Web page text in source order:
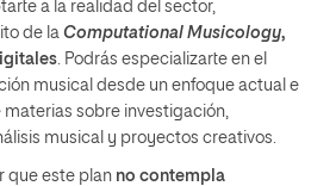
a la realidad del sector,
de la Computational Musicology,
. Podrás especializarte en el
musical desde un enfoque actual e
sobre investigación,
musical y proyectos creativos.
que este plan no contempla